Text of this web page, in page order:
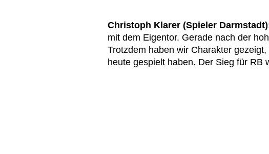
Christoph Klarer (Spieler
mit dem Eigentor. Gerade nach der
Trotzdem haben wir Charakter
heute gespielt haben. Der Sieg für RB